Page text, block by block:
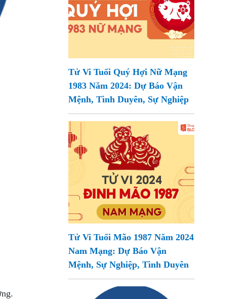
Tử Vi Tuổi Quý Hợi Nữ Mạng
1983 Năm 2024: Dự Báo Vận
Mệnh, Tình Duyên, Sự Nghiệp
Tử Vi Tuổi Mão 1987 Năm 2024
Nam Mạng: Dự Báo Vận
Mệnh, Sự Nghiệp, Tình Duyên